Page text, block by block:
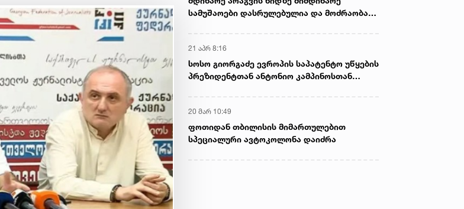
სამუშაოები დასრულებულია და მოძრაობა
21 აპრ 8:16
სოსო გიორგაძე ევროპის საპატენტო უწყების
პრეზიდენტთან ანტონიო კამპინოსთან
20 მარ 10:49
ფოთიდან თბილისის მიმართულებით
სპეციალური ავტოკოლონა დაიძრა